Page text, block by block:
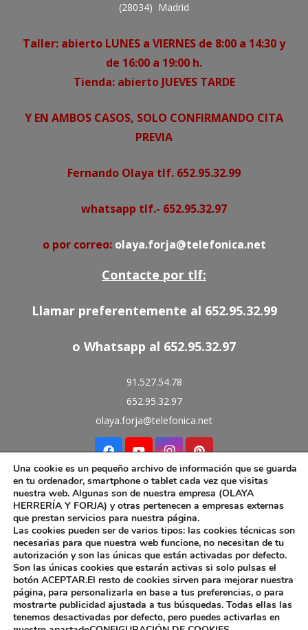
(28034) Madrid
Taller: abierto LUNES a VIERNES de 8:00 a 14:30 y
de 16:00 a 19:00 h.
Tienda: abierto JUEVES TARDE
Y EN AMBOS CASOS, SOLO CONFIRMANDO CITA
PREVIA
Fernando Olaya tlf. 652.95.32.99
whatsapp tlf.- 652.95.32.97
o por correo: olaya.forja@telefonica.net
Contacte por tlf:
Llamar preferentemente al 652.95.32.99
o Whatsapp al 652.95.32.97
91.527.54.78
652.95.32.97
olaya.forja@telefonica.net
Aviso Legal
Política de Cookies
Diseño web por Pinkstone™
Una cookie es un pequeño archivo de información que se guarda
en tu ordenador, smartphone o tablet cada vez que visitas
nuestra web. Algunas son de nuestra empresa (OLAYA
HERRERÍA Y FORJA) y otras pertenecen a empresas externas
que prestan servicios para nuestra página.
Las cookies pueden ser de varios tipos: las cookies técnicas son
necesarias para que nuestra web funcione, no necesitan de tu
autorización y son las únicas que están activadas por defecto.
Son las únicas cookies que estarán activas si solo pulsas el
botón ACEPTAR.El resto de cookies sirven para mejorar nuestra
página, para personalizarla en base a tus preferencias, o para
mostrarte publicidad ajustada a tus búsquedas. Todas ellas las
tenemos desactivadas por defecto, pero puedes activarlas en